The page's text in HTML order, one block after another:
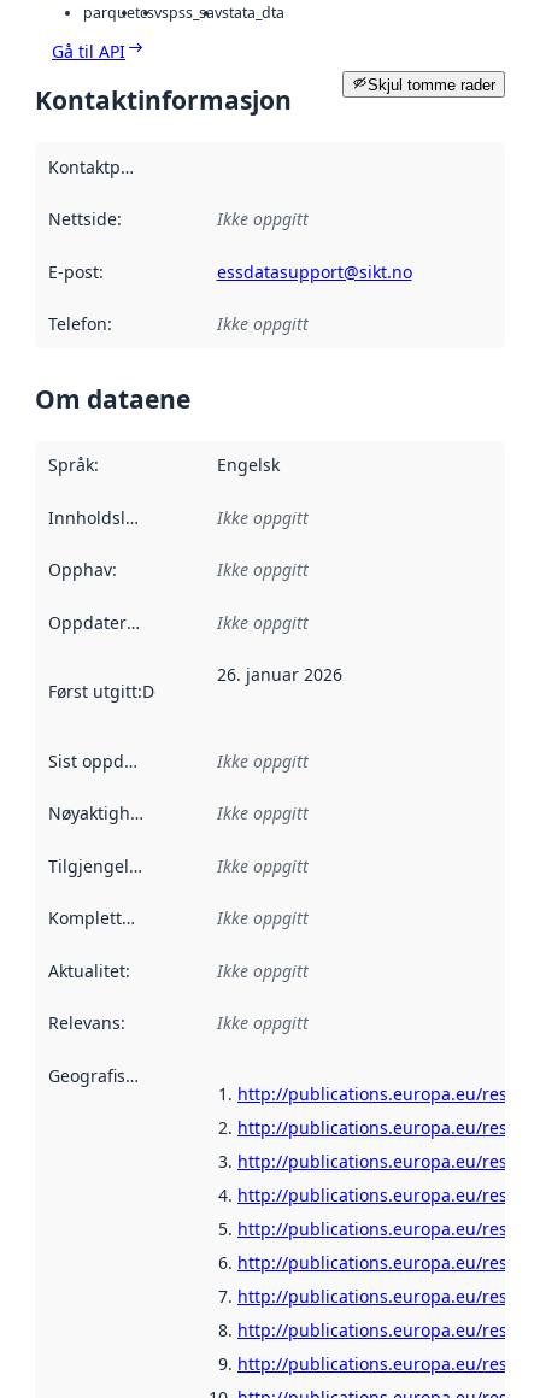
parquetcsvspss_savstata_dta
Gå til API
Skjul tomme rader
Kontaktinformasjon
Kontaktpunkt
Nettside: Ikke oppgitt
E-post: essdatasupport@sikt.no
Telefon: Ikke oppgitt
Om dataene
Språk: Engelsk
Innholdsleverandører :
Ikke oppgitt
Opphav: Ikke oppgitt
Oppdateringsfrekvens :
Ikke oppgitt
Først utgitt:Denne datoen sier når dataene i dette
26. januar 2026
Sist oppdatert Ikke oppgitt
Nøyaktighet Ikke oppgitt
Tilgjengelighet Ikke oppgitt
Kompletthet Ikke oppgitt
Aktualitet: Ikke oppgitt
Relevans: Ikke oppgitt
Geografisk avgrensning
http://publications.europa.eu/
http://publications.europa.eu/
http://publications.europa.eu/
http://publications.europa.eu/
http://publications.europa.eu/
http://publications.europa.eu/
http://publications.europa.eu/
http://publications.europa.eu/
http://publications.europa.eu/